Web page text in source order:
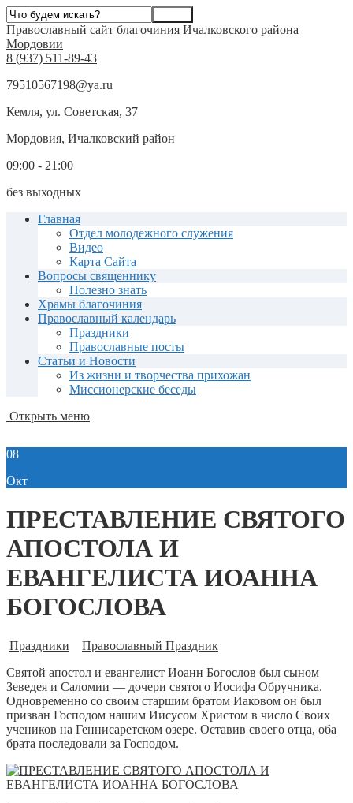
Православный сайт благочиния Ичалковского района
Мордовии
8 (937) 511-89-43
79510567198@ya.ru
Кемля, ул. Советская, 37
Мордовия, Ичалковский район
09:00 - 21:00
без выходных
Главная
Отдел молодежного служения
Видео
Карта Сайта
Вопросы священнику
Полезно знать
Храмы благочиния
Православный календарь
Праздники
Православные посты
Статьи и Новости
Из жизни и творчества прихожан
Миссионерские беседы
Открыть меню
08
Окт
ПРЕСТАВЛЕНИЕ СВЯТОГО
АПОСТОЛА И
ЕВАНГЕЛИСТА ИОАННА
БОГОСЛОВА
Праздники
Православный Праздник
Святой апостол и евангелист Иоанн Богослов был сыном
Зеведея и Саломии — дочери святого Иосифа Обручника.
Одновременно со своим старшим братом Иаковом он был
призван Господом нашим Иисусом Христом в число Своих
учеников на Геннисаретском озере. Оставив своего отца, оба
брата последовали за Господом.